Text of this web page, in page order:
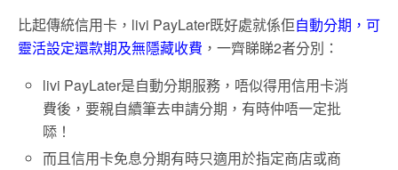
比起傳統信用卡，livi PayLater既好處就係佢自動分期，可
靈活設定還款期及無隱藏收費 ，一齊睇睇2者分別：
livi PayLater是自動分期服務，唔似得用信用卡消
費後，要親自續筆去申請分期，有時仲唔一定批
𠻹！
而且信用卡免息分期有時只適用於指定商店或商